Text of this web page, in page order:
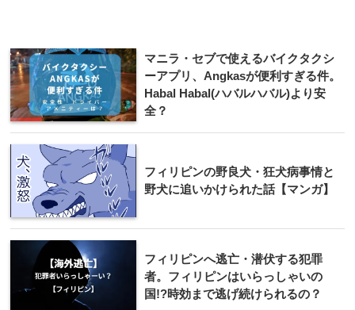
マニラ・セブで使えるバイクタクシ
ーアプリ、Angkasが便利すぎる件。
Habal Habal(ハバルハバル)より安
全？
フィリピンの野良犬・狂犬病事情と
野犬に追いかけられた話【マンガ】
フィリピンへ逃亡・潜伏する犯罪
者。フィリピンはいらっしゃいの
国!?時効まで逃げ続けられるの？